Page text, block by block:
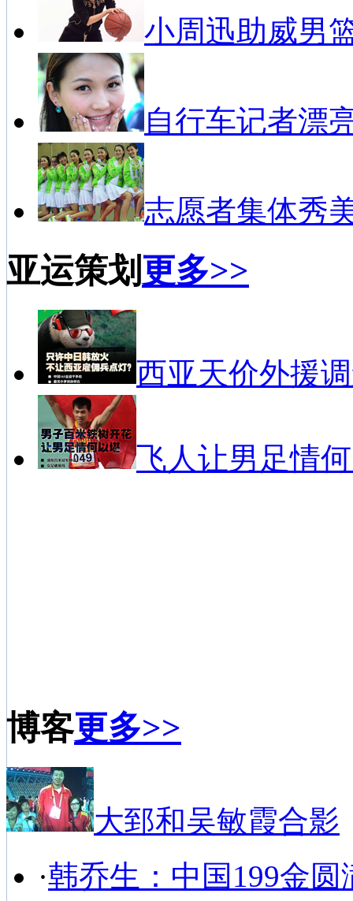
小周迅助威男
自行车记者漂
志愿者集体秀
亚运策划 更多>>
西亚天价外援
飞人让男足情
博客更多>>
大郅和吴敏霞合影
·韩乔生：中国199金圆